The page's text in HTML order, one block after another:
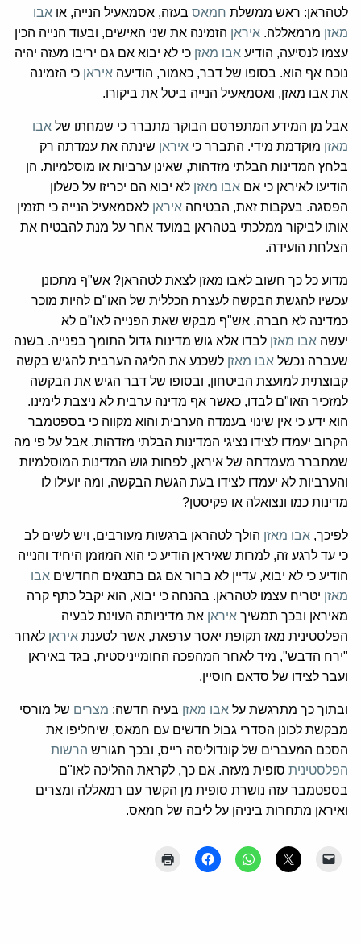
לטהראן: ראש ממשלת חמאס בעזה, אסמאעיל הנייה, או אבו
מאזן מרמאללה. איראן הזמינה את שני האישים, ובעוד הנייה הכין
עצמו לנסיעה, הודיע אבו מאזן כי לא יבוא אם גם יריבו מעזה יהיה
נוכח אף הוא. בסופו של דבר, כאמור, הודיעה איראן כי הזמינה
את אבו מאזן, ואסמאעיל הנייה ביטל את ביקורו.
אבל מן המידע המתפרסם הבוקר מתברר כי שמחתו של אבו
מאזן מוקדמת מידי. התברר כי איראן שינתה את עמדתה רק
בלחץ המדינות הבלתי מזדהות, שאינן ערביות או מוסלמיות. הן
הודיעו לאיראן כי אם אבו מאזן לא יבוא הם יכריזו על כשלון
הפסגה. בעקבות זאת, הבטיחה איראן לאסמאעיל הנייה כי תזמין
אותו לביקור ממלכתי בטהראן במועד אחר על מנת להבטיח את
הצלחת הועידה.
מדוע כל כך חשוב לאבו מאזן לצאת לטהראן? אש"ף מתכונן
עכשיו להגשת הבקשה לעצרת הכללית של האו"ם להיות מוכר
כמדינה לא חברה. אש"ף מבקש שאת הפנייה לאו"ם לא
יעשה אבו מאזן לבדו אלא גוש מדינות גדול התומך בפנייה. בשנה
שעברה נכשל אבו מאזן לשכנע את הליגה הערבית להגיש בקשה
קבוצתית למועצת הביטחון, ובסופו של דבר הגיש את הבקשה
למזכיר האו"ם לבדו, כאשר אף מדינה ערבית לא ניצבת לימינו.
הוא ידע כי אין שינוי בעמדה הערבית והוא מקווה כי בספטמבר
הקרוב יעמדו לצידו נציגי המדינות הבלתי מזדהות. אבל על פי מה
שמתברר מעמדתה של איראן, לפחות גוש המדינות המוסלמיות
והערביות לא יעמדו לצידו בעת הגשת הבקשה, ומה יועילו לו
מדינות כמו ונצואלה או פקיסטן?
לפיכך, אבו מאזן הולך לטהראן ברגשות מעורבים, ויש לשים לב
כי עד לרגע זה, למרות שאיראן הודיע כי הוא המוזמן היחיד והנייה
הודיע כי לא יבוא, עדיין לא ברור אם גם בתנאים החדשים אבו
מאזן יטריח עצמו לטהראן. בהנחה כי יבוא, הוא יקבל כתף קרה
מאיראן ובכך תמשיך איראן את מדיניותה העוינת לבעיה
הפלסטינית מאז תקופת יאסר ערפאת, אשר לטענת איראן לאחר
"ירח הדבש", מיד לאחר המהפכה החומייניסטית, בגד באיראן
ועבר לצידו של סדאם חוסיין.
ובתוך כך מתרגשת על אבו מאזן בעיה חדשה: מצרים של מורסי
מבקשת לכונן הסדרי גבול חדשים עם חמאס, שיחליפו את
הסכם המעברים של קונדוליסה רייס, ובכך תגורש הרשות
הפלסטינית סופית מעזה. אם כך, לקראת ההליכה לאו"ם
בספטמבר עזה נושרת סופית מן הקשר עם רמאללה ומצרים
ואיראן מתחרות ביניהן על ליבה של חמאס.